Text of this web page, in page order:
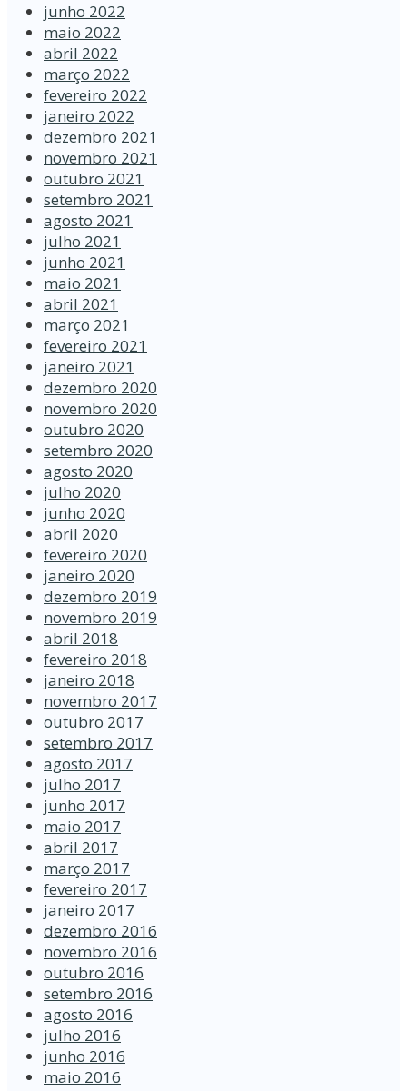
junho 2022
maio 2022
abril 2022
março 2022
fevereiro 2022
janeiro 2022
dezembro 2021
novembro 2021
outubro 2021
setembro 2021
agosto 2021
julho 2021
junho 2021
maio 2021
abril 2021
março 2021
fevereiro 2021
janeiro 2021
dezembro 2020
novembro 2020
outubro 2020
setembro 2020
agosto 2020
julho 2020
junho 2020
abril 2020
fevereiro 2020
janeiro 2020
dezembro 2019
novembro 2019
abril 2018
fevereiro 2018
janeiro 2018
novembro 2017
outubro 2017
setembro 2017
agosto 2017
julho 2017
junho 2017
maio 2017
abril 2017
março 2017
fevereiro 2017
janeiro 2017
dezembro 2016
novembro 2016
outubro 2016
setembro 2016
agosto 2016
julho 2016
junho 2016
maio 2016